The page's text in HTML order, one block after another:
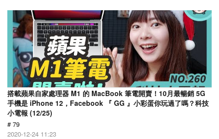
搭載蘋果自家處理器 M1 的 MacBook 筆電開賣！10月最暢銷 5G
手機是 iPhone 12，Facebook 『 GG 』小彩蛋你玩過了嗎？科技
小電報 (12/25)
# 79
2020-12-24 11:23